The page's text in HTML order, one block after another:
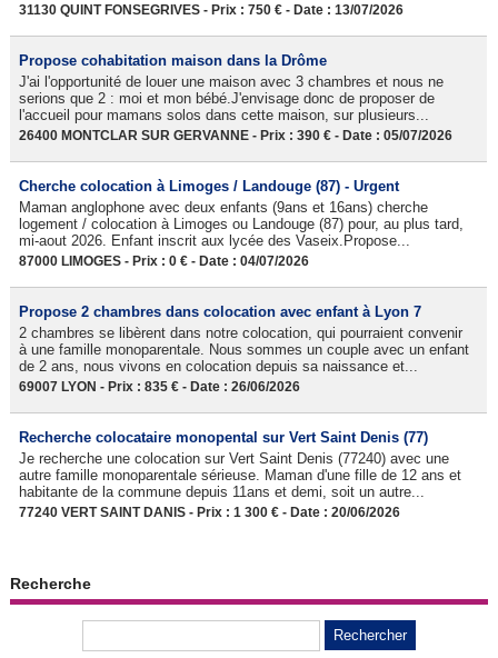
31130 QUINT FONSEGRIVES - Prix : 750 € - Date : 13/07/2026
Propose cohabitation maison dans la Drôme
J'ai l'opportunité de louer une maison avec 3 chambres et nous ne
serions que 2 : moi et mon bébé.J'envisage donc de proposer de
l'accueil pour mamans solos dans cette maison, sur plusieurs...
26400 MONTCLAR SUR GERVANNE - Prix : 390 € - Date : 05/07/2026
Cherche colocation à Limoges / Landouge (87) - Urgent
Maman anglophone avec deux enfants (9ans et 16ans) cherche
logement / colocation à Limoges ou Landouge (87) pour, au plus tard,
mi-aout 2026. Enfant inscrit aux lycée des Vaseix.Propose...
87000 LIMOGES - Prix : 0 € - Date : 04/07/2026
Propose 2 chambres dans colocation avec enfant à Lyon 7
2 chambres se libèrent dans notre colocation, qui pourraient convenir
à une famille monoparentale. Nous sommes un couple avec un enfant
de 2 ans, nous vivons en colocation depuis sa naissance et...
69007 LYON - Prix : 835 € - Date : 26/06/2026
Recherche colocataire monopental sur Vert Saint Denis (77)
Je recherche une colocation sur Vert Saint Denis (77240) avec une
autre famille monoparentale sérieuse. Maman d'une fille de 12 ans et
habitante de la commune depuis 11ans et demi, soit un autre...
77240 VERT SAINT DANIS - Prix : 1 300 € - Date : 20/06/2026
Recherche